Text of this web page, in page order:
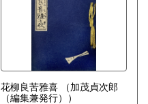
花柳良苦雅喜
（加茂貞次郎
（編集兼発行））